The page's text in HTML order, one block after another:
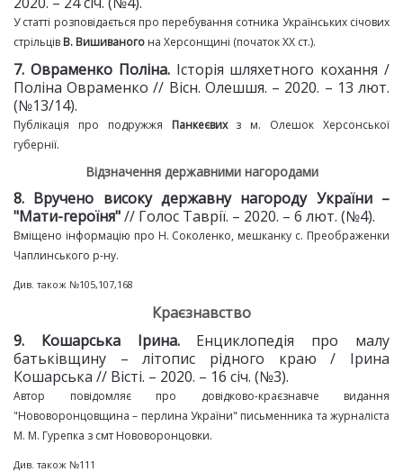
У статті розповідається про перебування сотника Українських cічових
cтрільців В. Вишиваного на Херсонщині (початок XX ст.).
7. Овраменко Поліна. Історія шляхетного кохання /
Поліна Овраменко // Вісн. Олешшя. – 2020. – 13 лют.
(№13/14).
Публікація про подружжя Панкеєвихз м. Олешок Херсонської
губернії.
Відзначення державними нагородами
8. Вручено високу державну нагороду України –
"Мати-героїня"// Голос Таврії. – 2020. – 6 лют. (№4).
Вміщено інформацію про Н. Соколенко, мешканку с. Преображенки
Чаплинського р-ну.
Див. також №105,107,168
Краєзнавство
9. Кошарська Ірина. Енциклопедія про малу
батьківщину – літопис рідного краю / Ірина
Кошарська // Вісті. – 2020. – 16 січ. (№3).
Автор повідомляє про довідково-краєзнавче видання
"Нововоронцовщина – перлина України" письменника та журналіста
М. М. Гурепка з смт Нововоронцовки.
Див. також №111